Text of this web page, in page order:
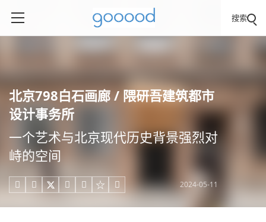
搜索
北京798白石画廊 / 隈研吾建筑都市
设计事务所
一个艺术与北京现代历史背景强烈对
峙的空间
     2024-05-11